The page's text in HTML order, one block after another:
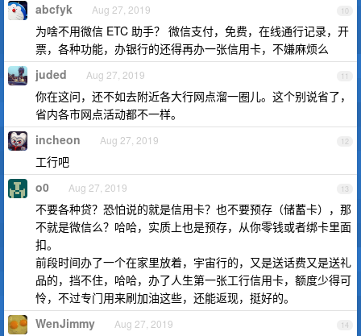
10
abcfyk Aug 27, 2019
为啥不用微信 ETC 助手？ 微信支付，免费，在线通行记录，开
票，各种功能，办银行的还得再办一张信用卡，不嫌麻烦么
11
juded Aug 27, 2019
你在这问，还不如去附近各大行网点溜一圈儿。这个别说省了，
省内各市网点活动都不一样。
12
incheon Aug 27, 2019
工行吧
13
o0 Aug 27, 2019
不要各种贷？恐怕说的就是信用卡？也不要预存（储蓄卡），那
不就是微信么？哈哈，实质上也是预存，从你零钱或者绑卡里面
扣。
前段时间办了一个在家里放着，宇宙行的，又是送话费又是送礼
品的，挡不住，哈哈，办了人生第一张工行信用卡，额度少得可
怜，不过专门用来刷加油这些，还能返现，挺好的。
14
WenJimmy Aug 27, 2019